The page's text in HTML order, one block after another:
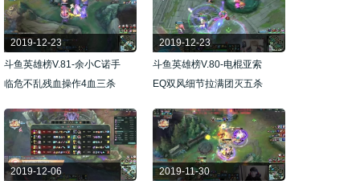
2019-12-23
斗鱼英雄榜V.81-余小C诺手
临危不乱残血操作4血三杀
2019-12-23
斗鱼英雄榜V.80-电棍亚索
EQ双风细节拉满团灭五杀
2019-12-06
2019-11-30